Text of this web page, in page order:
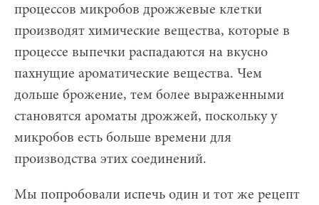
процессов микробов дрожжевые клетки
производят химические вещества, которые в
процессе выпечки распадаются на вкусно
пахнущие ароматические вещества. Чем
дольше брожение, тем более выраженными
становятся ароматы дрожжей, поскольку у
микробов есть больше времени для
производства этих соединений.
Мы попробовали испечь один и тот же рецепт